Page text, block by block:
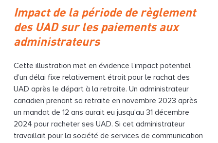
Impact de la période de règlement
des UAD sur les paiements aux
administrateurs
Cette illustration met en évidence l’impact potentiel
d’un délai fixe relativement étroit pour le rachat des
UAD après le départ à la retraite. Un administrateur
canadien prenant sa retraite en novembre 2023 après
un mandat de 12 ans aurait eu jusqu’au 31 décembre
2024 pour racheter ses UAD. Si cet administrateur
travaillait pour la société de services de communication